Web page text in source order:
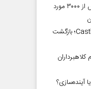
«پرستار پیگیر» | شناسایی بیش از ۳۰۰۰ مورد
Castlevania: Belmont’s Curse؛ بازگشت
آینده‌سازی؟